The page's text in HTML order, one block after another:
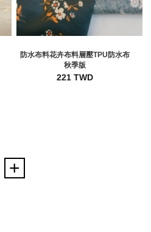
防水布料花卉布料層壓TPU防水布
秋季版
221 TWD